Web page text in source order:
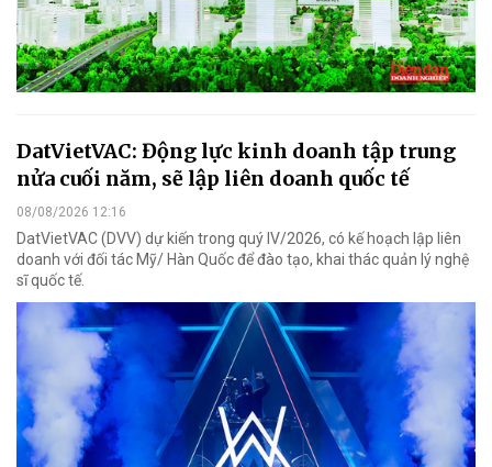
DatVietVAC: Động lực kinh doanh tập trung
nửa cuối năm, sẽ lập liên doanh quốc tế
08/08/2026 12:16
DatVietVAC (DVV) dự kiến trong quý IV/2026, có kế hoạch lập liên
doanh với đối tác Mỹ/ Hàn Quốc để đào tạo, khai thác quản lý nghệ
sĩ quốc tế.